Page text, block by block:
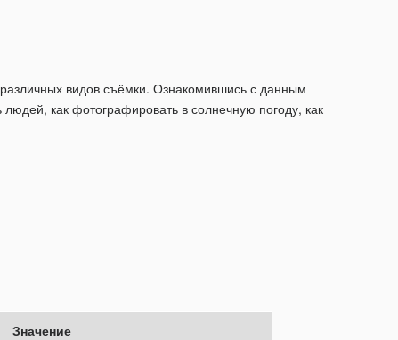
различных видов съёмки. Ознакомившись с данным
как фотографировать в солнечную погоду, как
Значение